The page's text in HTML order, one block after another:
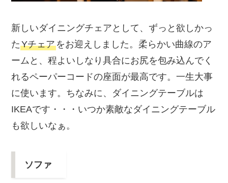
新しいダイニングチェアとして、ずっと欲しかっ
たYチェアをお迎えしました。柔らかい曲線のア
ームと、程よいしなり具合にお尻を包み込んでく
れるペーパーコードの座面が最高です。一生大事
に使います。ちなみに、ダイニングテーブルは
IKEAです・・・いつか素敵なダイニングテーブル
も欲しいなぁ。
ソファ